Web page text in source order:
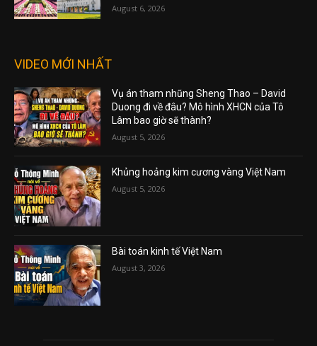
August 6, 2026
VIDEO MỚI NHẤT
Vụ án tham nhũng Sheng Thao – David
Duong đi về đâu? Mô hình XHCN của Tô
Lâm bao giờ sẽ thành?
August 5, 2026
Khủng hoảng kim cương vàng Việt Nam
August 5, 2026
Bài toán kinh tế Việt Nam
August 3, 2026